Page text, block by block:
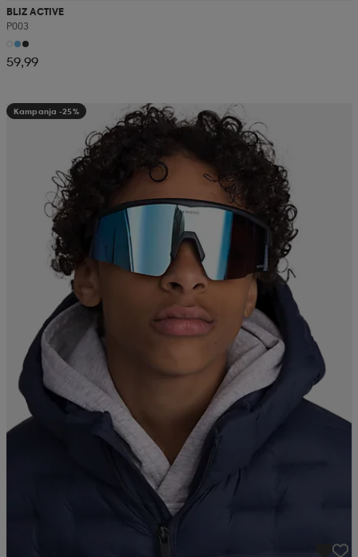
BLIZ ACTIVE
P003
59,99
Kampanja -25%